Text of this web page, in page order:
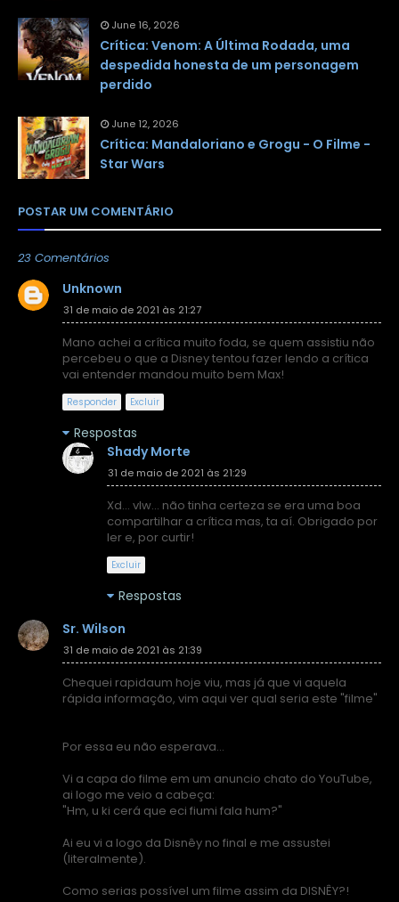
June 16, 2026
Crítica: Venom: A Última Rodada, uma
despedida honesta de um personagem
perdido
June 12, 2026
Crítica: Mandaloriano e Grogu - O Filme -
Star Wars
POSTAR UM COMENTÁRIO
23 Comentários
Unknown
31 de maio de 2021 às 21:27
Mano achei a crítica muito foda, se quem assistiu não
percebeu o que a Disney tentou fazer lendo a crítica
vai entender mandou muito bem Max!
Responder Excluir
Respostas
Shady Morte
31 de maio de 2021 às 21:29
Xd... vlw... não tinha certeza se era uma boa
compartilhar a crítica mas, ta aí. Obrigado por
ler e, por curtir!
Excluir
Respostas
Sr. Wilson
31 de maio de 2021 às 21:39
Chequei rapidaum hoje viu, mas já que vi aquela
rápida informação, vim aqui ver qual seria este "filme"
Por essa eu não esperava...
Vi a capa do filme em um anuncio chato do YouTube,
ai logo me veio a cabeça:
"Hm, u ki cerá que eci fiumi fala hum?"
Ai eu vi a logo da Disnêy no final e me assustei
(literalmente).
Como serias possível um filme assim da DISNÊY?!